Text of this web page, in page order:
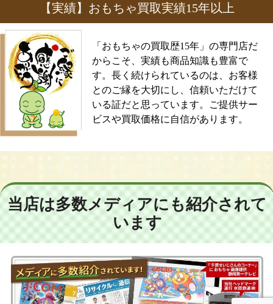
【実績】おもちゃ買取実績15年以上
「おもちゃの買取歴15年」の専門店だ
からこそ、実績も商品知識も豊富で
す。長く続けられているのは、お客様
とのご縁を大切にし、信頼いただけて
いる証だと思っています。ご提供サー
ビスや買取価格に自信があります。
当店は多数メディアにも紹介されて
います